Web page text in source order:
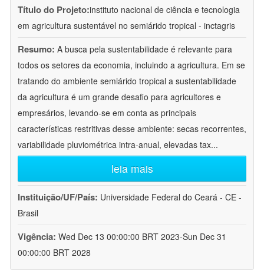
Título do Projeto:instituto nacional de ciência e tecnologia
em agricultura sustentável no semiárido tropical - inctagris
Resumo: A busca pela sustentabilidade é relevante para
todos os setores da economia, incluindo a agricultura. Em se
tratando do ambiente semiárido tropical a sustentabilidade
da agricultura é um grande desafio para agricultores e
empresários, levando-se em conta as principais
características restritivas desse ambiente: secas recorrentes,
variabilidade pluviométrica intra-anual, elevadas tax...
leia mais
Instituição/UF/País: Universidade Federal do Ceará - CE -
Brasil
Vigência: Wed Dec 13 00:00:00 BRT 2023-Sun Dec 31
00:00:00 BRT 2028